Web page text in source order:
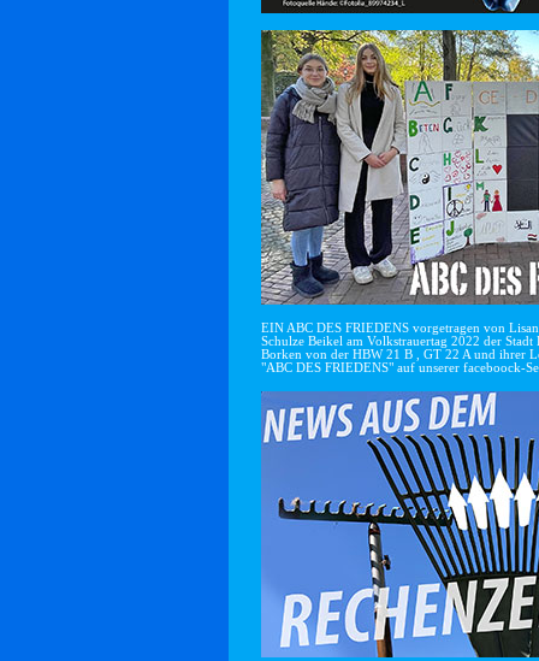
EIN ABC DES FRIEDENS vorgetragen von
Schulze Beikel am Volkstrauertag 2022 der
Borken von der HBW 21 B , GT 22 A und ihrer
"ABC DES FRIEDENS" auf unserer faceboock-